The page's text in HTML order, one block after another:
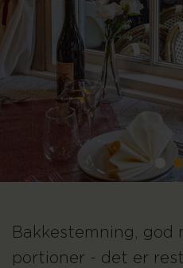
Bakkestemning, god
portioner - det er